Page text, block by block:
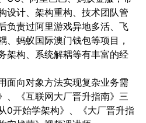
设计、架构重构、技术团队管
负责过阿里游戏异地多活、飞
、蚂蚁国际澳门钱包等项目，
架构、系统解耦等有丰富的经
面向对象方法实现复杂业务需
、《互联网大厂晋升指南》三
0开始学架构》、《大厂晋升指